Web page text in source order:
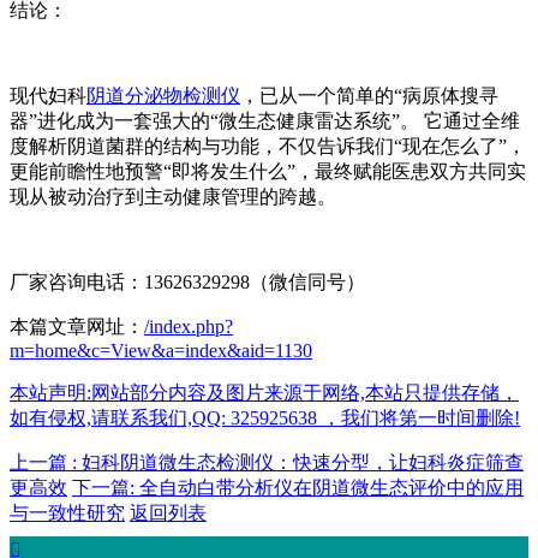
结论：
现代妇科阴道分泌物检测仪 ，已从一个简单的“病原体搜寻
器”进化成为一套强大的“微生态健康雷达系统”。 它通过全维
度解析阴道菌群的结构与功能，不仅告诉我们“现在怎么了”，
更能前瞻性地预警“即将发生什么”，最终赋能医患双方共同实
现从被动治疗到主动健康管理的跨越。
厂家咨询电话：13626329298（微信同号）
本篇文章网址： /index.php?
m=home&c=View&a=index&aid=1130
本站声明:网站部分内容及图片来源于网络,本站只提供存储，
如有侵权,请联系我们,QQ: 325925638 ，我们将第一时间删除!
上一篇 : 妇科阴道微生态检测仪：快速分型，让妇科炎症筛查
更高效 下一篇: 全自动白带分析仪在阴道微生态评价中的应用
与一致性研究 返回列表
